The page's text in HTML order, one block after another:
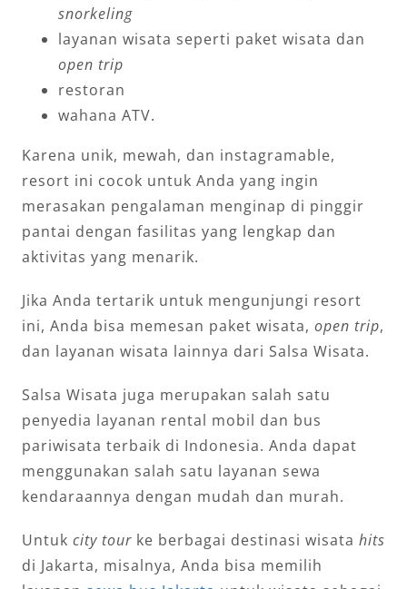
snorkeling
layanan wisata seperti paket wisata dan
open trip
restoran
wahana ATV.
Karena unik, mewah, dan instagramable,
resort ini cocok untuk Anda yang ingin
merasakan pengalaman menginap di pinggir
pantai dengan fasilitas yang lengkap dan
aktivitas yang menarik.
Jika Anda tertarik untuk mengunjungi resort
ini, Anda bisa memesan paket wisata, open trip,
dan layanan wisata lainnya dari Salsa Wisata.
Salsa Wisata juga merupakan salah satu
penyedia layanan rental mobil dan bus
pariwisata terbaik di Indonesia. Anda dapat
menggunakan salah satu layanan sewa
kendaraannya dengan mudah dan murah.
Untuk city tourke berbagai destinasi wisata hits
di Jakarta, misalnya, Anda bisa memilih